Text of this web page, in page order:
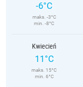
-6°C
maks. -3°C
min. -8°C
Kwiecień
11°C
maks. 15°C
min. 6°C